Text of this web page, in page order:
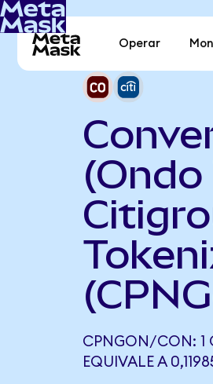
Operar
(Ondo
CPNGON/CON: 1
EQUIVALE A